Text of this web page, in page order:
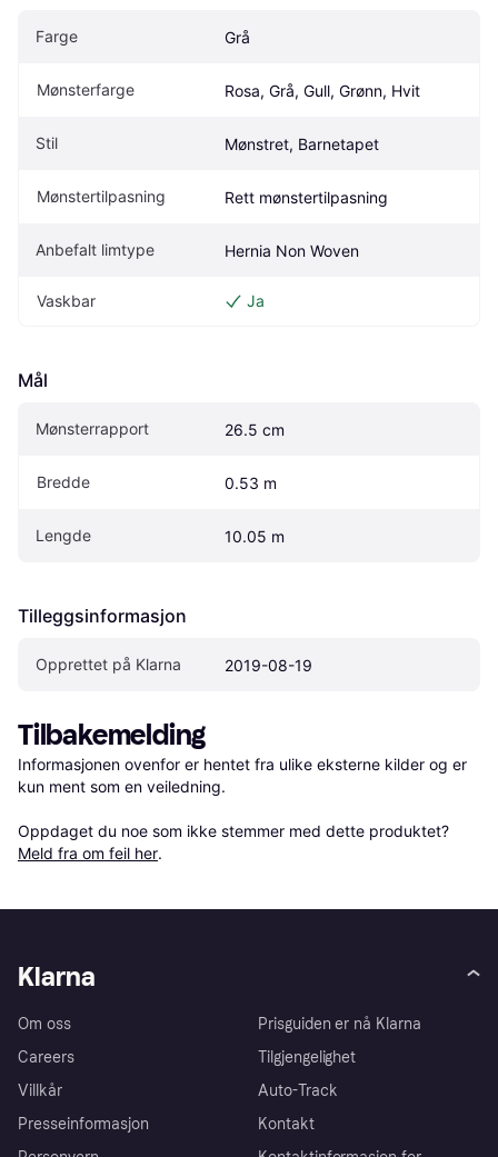
Farge Grå
Mønsterfarge Rosa, Grå, Gull, Grønn, Hvit
Stil Mønstret, Barnetapet
Mønstertilpasning Rett mønstertilpasning
Anbefalt limtype Hernia Non Woven
Vaskbar Ja
Mål
Mønsterrapport 26.5 cm
Bredde 0.53 m
Lengde 10.05 m
Tilleggsinformasjon
Opprettet på Klarna 2019-08-19
Tilbakemelding
Informasjonen ovenfor er hentet fra ulike eksterne kilder og er
kun ment som en veiledning.
Oppdaget du noe som ikke stemmer med dette produktet?
Meld fra om feil her.
Klarna
Om oss
Careers
Villkår
Presseinformasjon
Prisguiden er nå Klarna
Tilgjengelighet
Auto-Track
Kontakt